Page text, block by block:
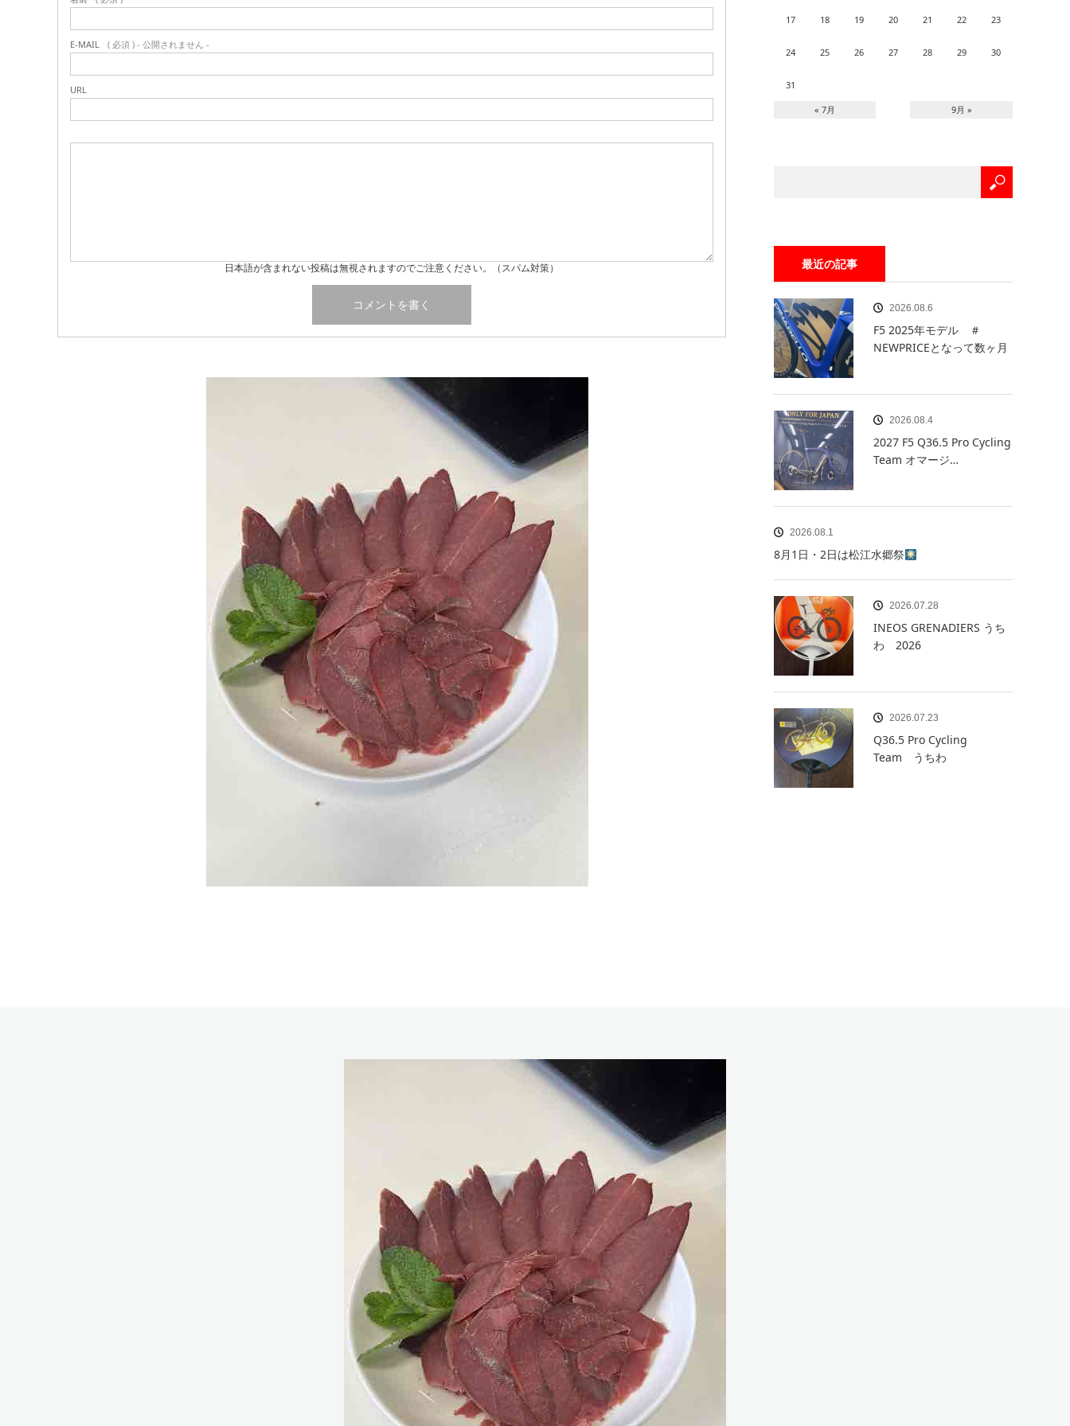
E-MAIL ( 必須 ) - 公開されません -
URL
日本語が含まれない投稿は無視されますのでご注意ください。（スパム対策）
17 18 19 20 21 22 23
24 25 26 27 28 29 30
31
« 7月 9月 »
最近の記事
2026.08.6
F5 2025年モデル ＃
NEWPRICEとなって数ヶ月
2026.08.4
2027 F5 Q36.5 Pro Cycling
Team オマージ…
2026.08.1
8月1日・2日は松江水郷祭
2026.07.28
INEOS GRENADIERS うち
わ 2026
2026.07.23
Q36.5 Pro Cycling
Team うちわ